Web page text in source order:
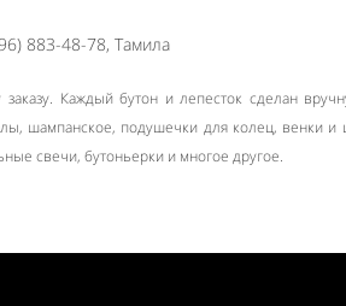
883-48-78, Тамила
заказу. Каждый бутон и лепесток сделан
шампанское, подушечки для колец, венки и
свечи, бутоньерки и многое другое.